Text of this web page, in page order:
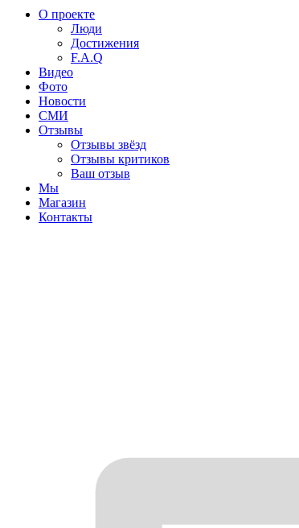
О проекте
Люди
Достижения
F.A.Q
Видео
Фото
Новости
СМИ
Отзывы
Отзывы звёзд
Отзывы критиков
Ваш отзыв
Мы
Магазин
Контакты